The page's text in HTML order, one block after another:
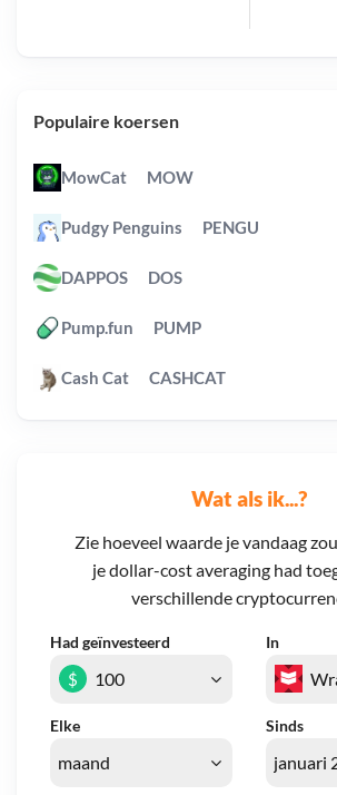
Wat als ik...?
Zie hoeveel waarde je vandaag
je dollar-cost averaging had
verschillende
Had geïnvesteerd In
Elke Sinds
$
Populaire koersen
MowCat MOW
Pudgy Penguins PENGU
DAPPOS DOS
Pump.fun PUMP
Cash Cat CASHCAT